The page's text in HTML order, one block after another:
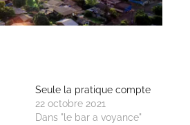
Seule la pratique compte
22 octobre 2021
Dans "le bar a voyance"